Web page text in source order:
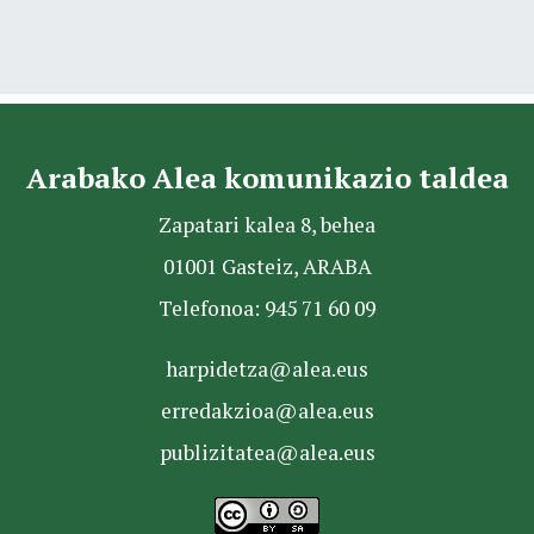
Arabako Alea komunikazio taldea
Zapatari kalea 8, behea
01001 Gasteiz, ARABA
Telefonoa: 945 71 60 09
harpidetza@alea.eus
erredakzioa@alea.eus
publizitatea@alea.eus